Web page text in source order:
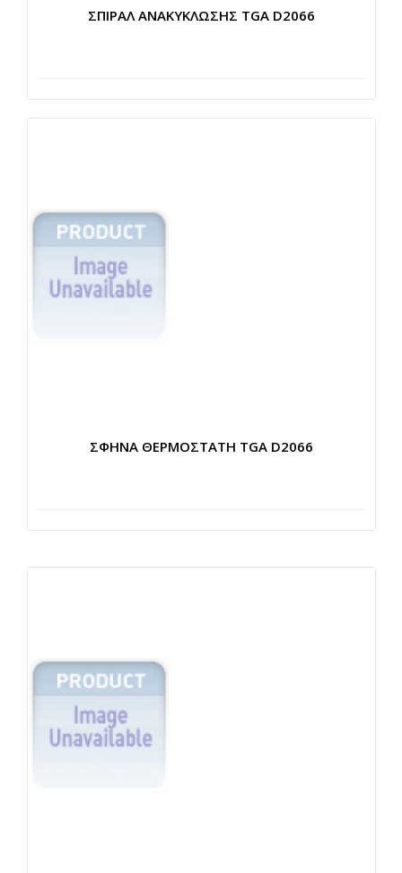
ΣΠΙΡΑΛ ΑΝΑΚΥΚΛΩΣΗΣ TGA D2066
ΣΦΗΝΑ ΘΕΡΜΟΣΤΑΤΗ TGA D2066